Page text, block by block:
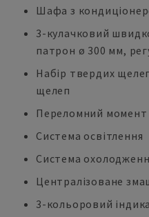
Шафа з
3-кулачковий
патрон ø 300 мм,
Набір твердих
щелеп
Переломний момент
Система освітлення
Система
Централізоване
3-кольоровий